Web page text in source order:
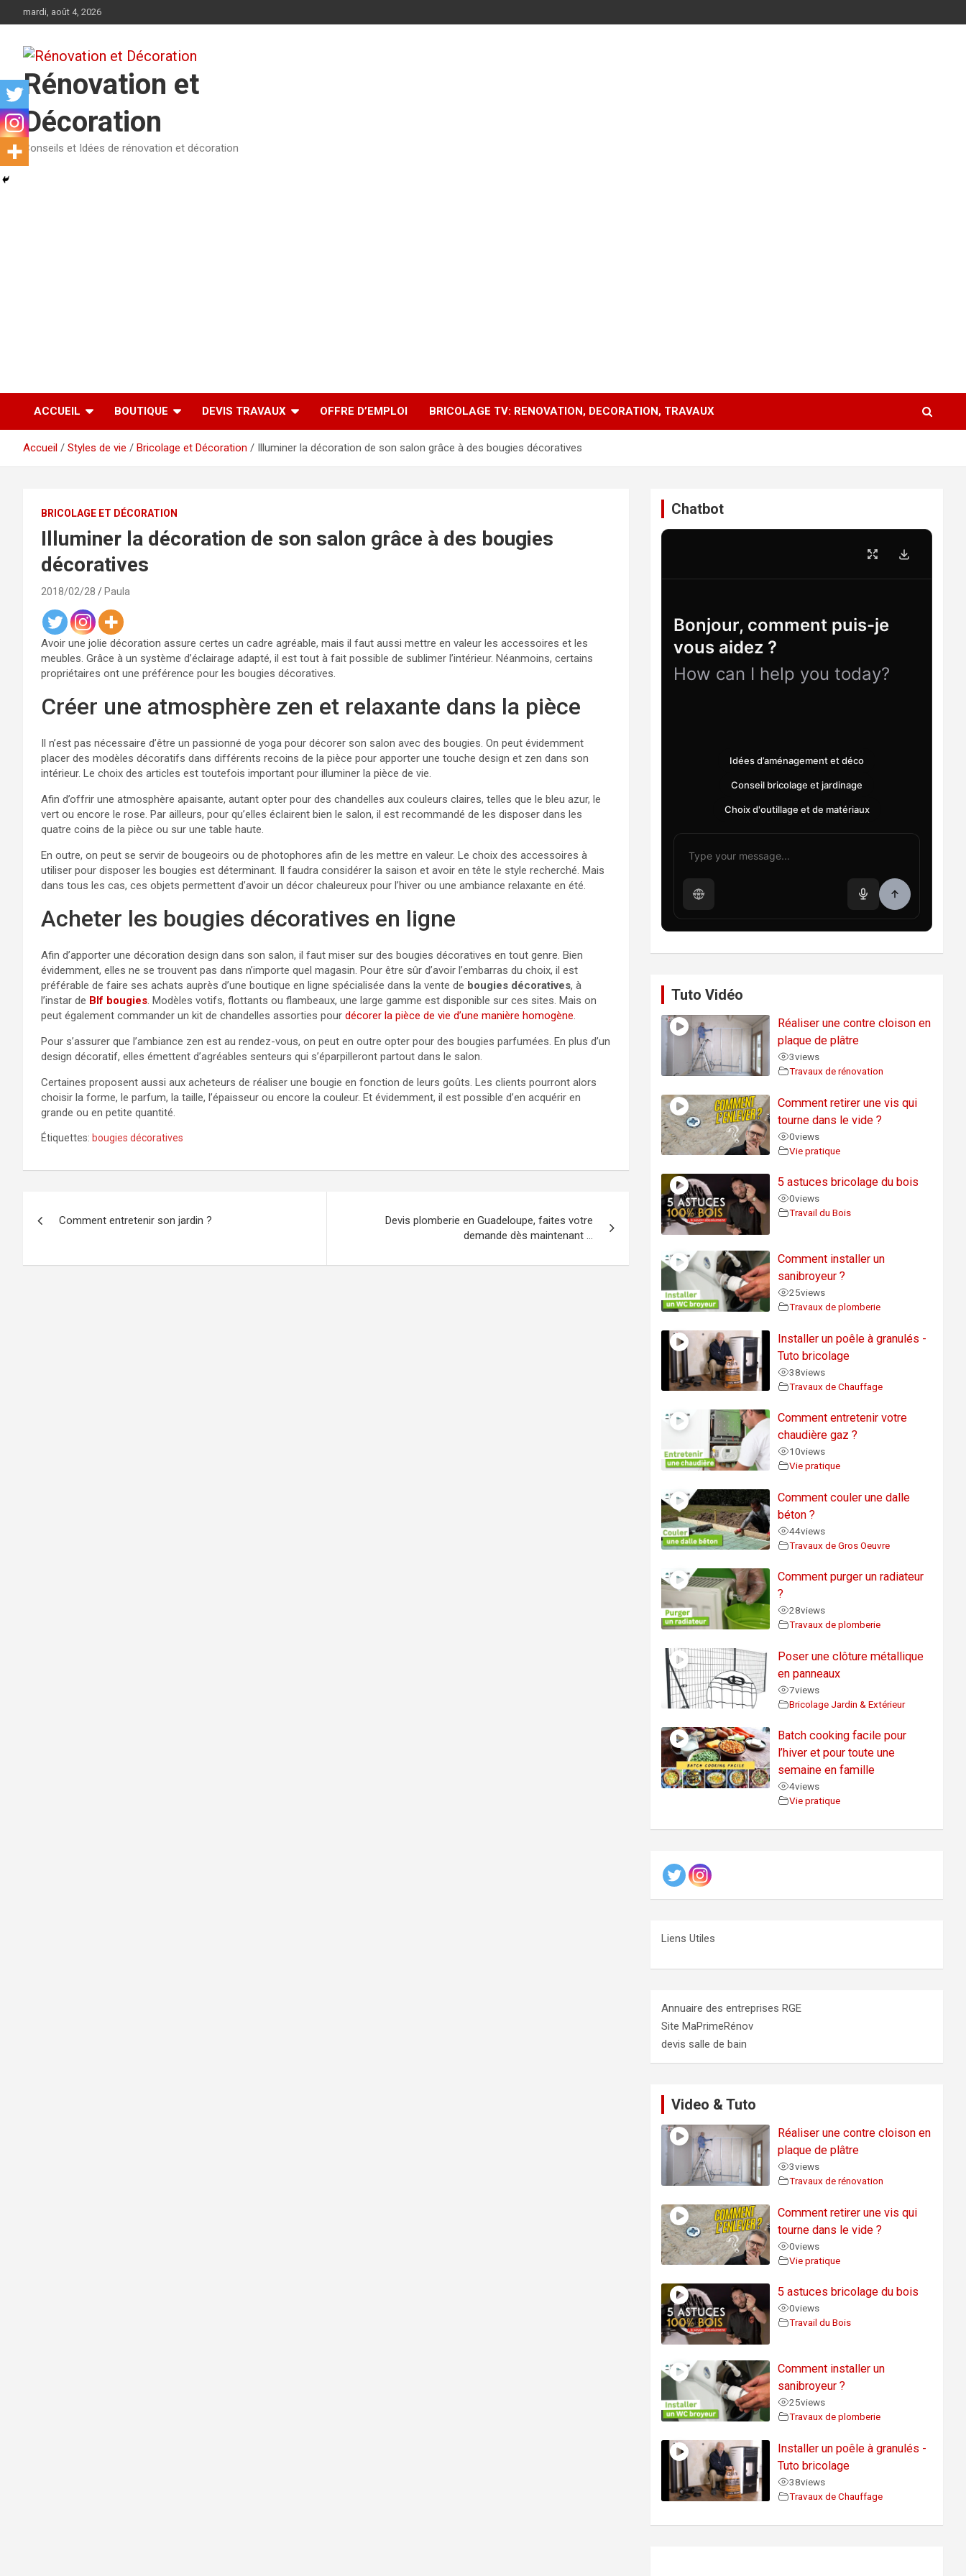
au
mardi, août 4, 2026
Rénovation et
Décoration
Conseils et Idées de rénovation et décoration
ACCUEIL BOUTIQUE DEVIS TRAVAUX OFFRE D’EMPLOI BRICOLAGE TV: RENOVATION, DECORATION, TRAVAUX
Accueil Styles de vie Bricolage et Décoration Illuminer la décoration de son salon grâce à des bougies décoratives
BRICOLAGE ET DÉCORATION
Illuminer la décoration de son salon grâce à des bougies
décoratives
2018/02/28 Paula
Avoir une jolie décoration assure certes un cadre agréable, mais il faut aussi mettre en valeur les accessoires et les
meubles. Grâce à un système d’éclairage adapté, il est tout à fait possible de sublimer l’intérieur. Néanmoins, certains
propriétaires ont une préférence pour les bougies décoratives.
Créer une atmosphère zen et relaxante dans la pièce
Il n’est pas nécessaire d’être un passionné de yoga pour décorer son salon avec des bougies. On peut évidemment
placer des modèles décoratifs dans différents recoins de la pièce pour apporter une touche design et zen dans son
intérieur. Le choix des articles est toutefois important pour illuminer la pièce de vie.
Afin d’offrir une atmosphère apaisante, autant opter pour des chandelles aux couleurs claires, telles que le bleu azur, le
vert ou encore le rose. Par ailleurs, pour qu’elles éclairent bien le salon, il est recommandé de les disposer dans les
quatre coins de la pièce ou sur une table haute.
En outre, on peut se servir de bougeoirs ou de photophores afin de les mettre en valeur. Le choix des accessoires à
utiliser pour disposer les bougies est déterminant. Il faudra considérer la saison et avoir en tête le style recherché. Mais
dans tous les cas, ces objets permettent d’avoir un décor chaleureux pour l’hiver ou une ambiance relaxante en été.
Acheter les bougies décoratives en ligne
Afin d’apporter une décoration design dans son salon, il faut miser sur des bougies décoratives en tout genre. Bien
évidemment, elles ne se trouvent pas dans n’importe quel magasin. Pour être sûr d’avoir l’embarras du choix, il est
préférable de faire ses achats auprès d’une boutique en ligne spécialisée dans la vente de bougies décoratives, à
l’instar de Blf bougies. Modèles votifs, flottants ou flambeaux, une large gamme est disponible sur ces sites. Mais on
peut également commander un kit de chandelles assorties pour décorer la pièce de vie d’une manière homogène.
Pour s’assurer que l’ambiance zen est au rendez-vous, on peut en outre opter pour des bougies parfumées. En plus d’un
design décoratif, elles émettent d’agréables senteurs qui s’éparpilleront partout dans le salon.
Certaines proposent aussi aux acheteurs de réaliser une bougie en fonction de leurs goûts. Les clients pourront alors
choisir la forme, le parfum, la taille, l’épaisseur ou encore la couleur. Et évidemment, il est possible d’en acquérir en
grande ou en petite quantité.
Étiquettes: bougies décoratives
l’article
Comment entretenir son jardin ?
Devis plomberie en Guadeloupe, faites votre
demande dès maintenant …
Chatbot
Bonjour, comment puis-je
vous aidez ?
How can I help you today?
Idées d’aménagement et déco
Conseil bricolage et jardinage
Choix d'outillage et de matériaux
Tuto Vidéo
Réaliser une contre cloison en
plaque de plâtre
3views
Travaux de rénovation
Comment retirer une vis qui
tourne dans le vide ?
0views
Vie pratique
5 astuces bricolage du bois
0views
Travail du Bois
Comment installer un
sanibroyeur ?
25views
Travaux de plomberie
Installer un poêle à granulés -
Tuto bricolage
38views
Travaux de Chauffage
Comment entretenir votre
chaudière gaz ?
10views
Vie pratique
Comment couler une dalle
béton ?
44views
Travaux de Gros Oeuvre
Comment purger un radiateur
?
28views
Travaux de plomberie
Poser une clôture métallique
en panneaux
7views
Bricolage Jardin & Extérieur
Batch cooking facile pour
l’hiver et pour toute une
semaine en famille
4views
Vie pratique
Liens Utiles
Annuaire des entreprises RGE
Site MaPrimeRénov
devis salle de bain
Video & Tuto
Réaliser une contre cloison en
plaque de plâtre
3views
Travaux de rénovation
Comment retirer une vis qui
tourne dans le vide ?
0views
Vie pratique
5 astuces bricolage du bois
0views
Travail du Bois
Comment installer un
sanibroyeur ?
25views
Travaux de plomberie
Installer un poêle à granulés -
Tuto bricolage
38views
Travaux de Chauffage